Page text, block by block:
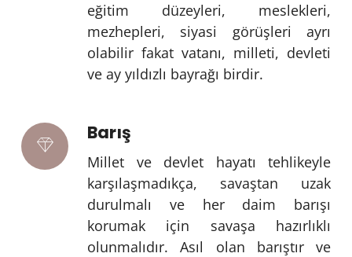
eğitim düzeyleri, meslekleri,
mezhepleri, siyasi görüşleri ayrı
olabilir fakat vatanı, milleti, devleti
ve ay yıldızlı bayrağı birdir.
Barış
Millet ve devlet hayatı tehlikeyle
karşılaşmadıkça, savaştan uzak
durulmalı ve her daim barışı
korumak için savaşa hazırlıklı
olunmalıdır. Asıl olan barıştır ve